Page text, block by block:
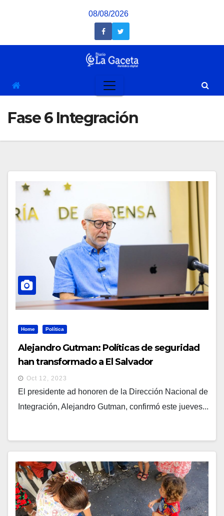
08/08/2026
Fase 6 Integración
Home Política
Alejandro Gutman: Políticas de seguridad
han transformado a El Salvador
Oct 12, 2023
El presidente ad honoren de la Dirección Nacional de
Integración, Alejandro Gutman, confirmó este jueves...